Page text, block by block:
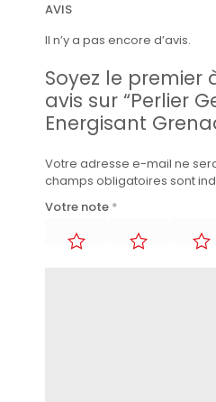
AVIS
Il n’y a pas encore d’avis.
Soyez le premier
avis sur “Perlier
Energisant
Votre adresse e-mail ne
champs obligatoires sont
Votre note *